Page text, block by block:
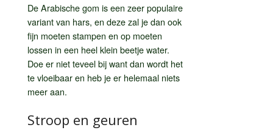
De Arabische gom is een zeer populaire
variant van hars, en deze zal je dan ook
fijn moeten stampen en op moeten
lossen in een heel klein beetje water.
Doe er niet teveel bij want dan wordt het
te vloeibaar en heb je er helemaal niets
meer aan.
Stroop en geuren